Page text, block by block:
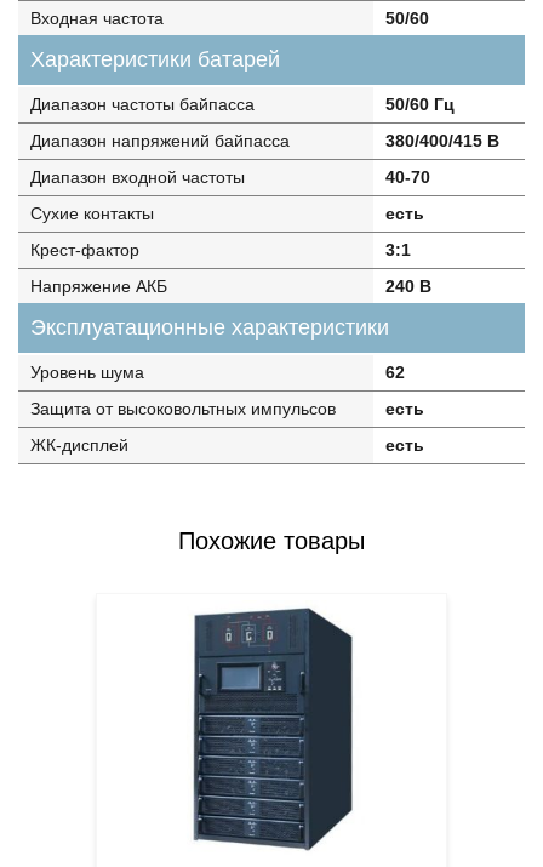
Входная частота
50/60
Характеристики батарей
Диапазон частоты байпасса
50/60 Гц
Диапазон напряжений байпасса
380/400/415 В
Диапазон входной частоты
40-70
Сухие контакты
есть
Крест-фактор
3:1
Напряжение АКБ
240 В
Эксплуатационные характеристики
Уровень шума
62
Защита от высоковольтных импульсов
есть
ЖК-дисплей
есть
Похожие товары